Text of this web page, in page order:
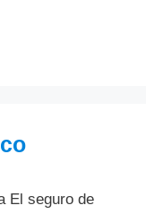
El seguro de